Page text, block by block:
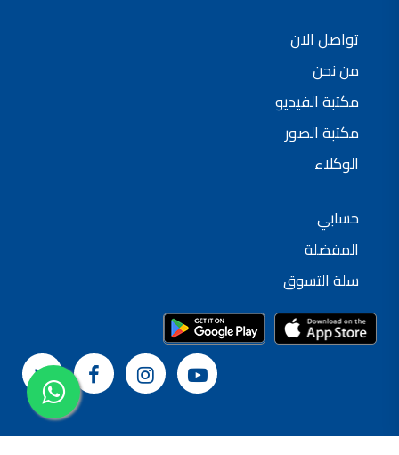
تواصل الان
من نحن
مكتبة الفيديو
مكتبة الصور
الوكلاء
حسابي
المفضلة
سلة التسوق